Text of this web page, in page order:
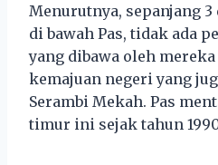
Menurutnya, sepanjang
di bawah Pas, tidak ada
yang dibawa oleh
kemajuan negeri yang
Serambi Mekah. Pas
timur ini sejak tahun